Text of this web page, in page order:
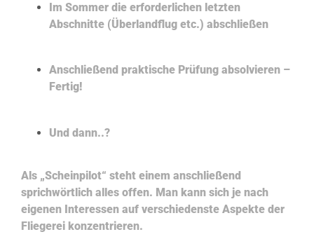
Im Sommer die erforderlichen letzten
Abschnitte (Überlandflug etc.) abschließen
Anschließend praktische Prüfung absolvieren –
Fertig!
Und dann..?
Als „Scheinpilot“ steht einem anschließend
sprichwörtlich alles offen. Man kann sich je nach
eigenen Interessen auf verschiedenste Aspekte der
Fliegerei konzentrieren.